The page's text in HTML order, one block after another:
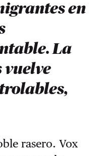
en
La
rasero. Vox